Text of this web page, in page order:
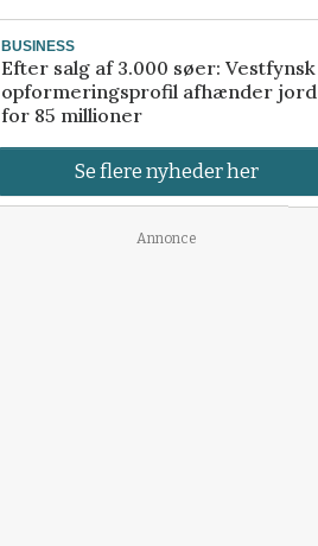
BUSINESS
Efter salg af 3.000 søer: Vestfynsk
opformeringsprofil afhænder jord
for 85 millioner
Se flere nyheder her
Annonce